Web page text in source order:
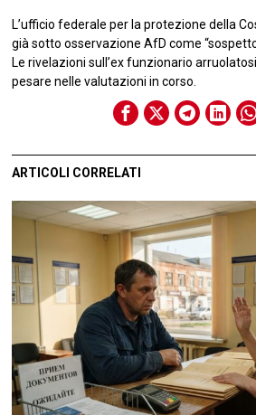
L’ufficio federale per la protezione della
già sotto osservazione AfD come
Le rivelazioni sull’ex funzionario
pesare nelle valutazioni in corso.
ARTICOLI CORRELATI